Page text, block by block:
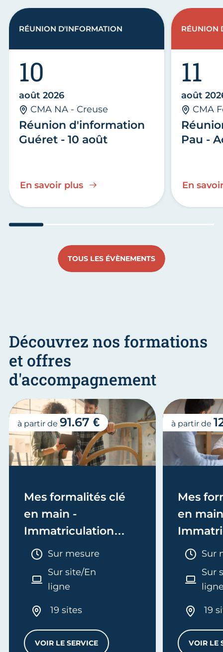
Réunion d'information
Guéret - 10 août
10
août 2026
CMA NA - Creuse
En savoir plus
RÉUNION D'INFORMATION
Pau -
11
août
CMA
En
RÉUNION
TOUS LES ÉVÈNEMENTS
Découvrez nos formations
et offres
d'accompagnement
Mes formalités clé
en main -
Immatriculation
(EI/Micro-entreprise
ou réel)
Durée :
Sur mesure
Sur site/En
ligne
19 sites
VOIR LE SERVICEMES FORMALITÉS CLÉ EN MAIN -
à partir de 91.67 €
Mes
en
Sur
Sur
19
VOIR LE
à partir de